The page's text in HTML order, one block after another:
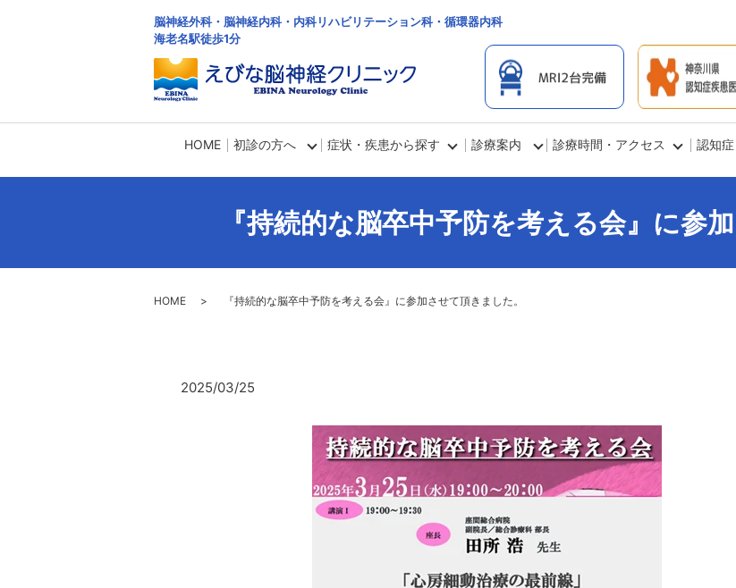
脳神経外科・脳神経内科・内科リハビリテーション科・循環器内科
海老名駅徒歩1分
HOME 初診の方へ 症状・疾患から探す 診療案内 診療時間・アクセス 認知症
『持続的な脳卒中予防を考える会』に参
HOME 『持続的な脳卒中予防を考える会』に参加させて頂きました。
2025/03/25